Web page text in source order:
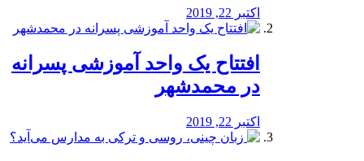
اکتبر 22, 2019
افتتاح یک واحد آموزشی پسرانه
در محمدشهر
اکتبر 22, 2019